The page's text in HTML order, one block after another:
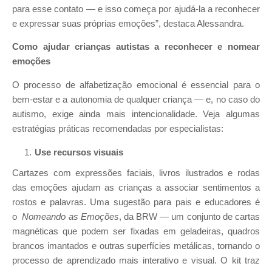
para esse contato — e isso começa por ajudá-la a reconhecer
e expressar suas próprias emoções”, destaca Alessandra.
Como ajudar crianças autistas a reconhecer e nomear
emoções
O processo de alfabetização emocional é essencial para o
bem-estar e a autonomia de qualquer criança — e, no caso do
autismo, exige ainda mais intencionalidade. Veja algumas
estratégias práticas recomendadas por especialistas:
Use recursos visuais
Cartazes com expressões faciais, livros ilustrados e rodas
das emoções ajudam as crianças a associar sentimentos a
rostos e palavras. Uma sugestão para pais e educadores é
oNomeando as Emoções, da BRW — um conjunto de cartas
magnéticas que podem ser fixadas em geladeiras, quadros
brancos imantados e outras superfícies metálicas, tornando o
processo de aprendizado mais interativo e visual. O kit traz